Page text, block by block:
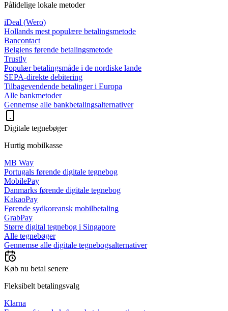
Pålidelige lokale metoder
iDeal (Wero)
Hollands mest populære betalingsmetode
Bancontact
Belgiens førende betalingsmetode
Trustly
Populær betalingsmåde i de nordiske lande
SEPA-direkte debitering
Tilbagevendende betalinger i Europa
Alle bankmetoder
Gennemse alle bankbetalingsalternativer
Digitale tegnebøger
Hurtig mobilkasse
MB Way
Portugals førende digitale tegnebog
MobilePay
Danmarks førende digitale tegnebog
KakaoPay
Førende sydkoreansk mobilbetaling
GrabPay
Større digital tegnebog i Singapore
Alle tegnebøger
Gennemse alle digitale tegnebogsalternativer
Køb nu betal senere
Fleksibelt betalingsvalg
Klarna